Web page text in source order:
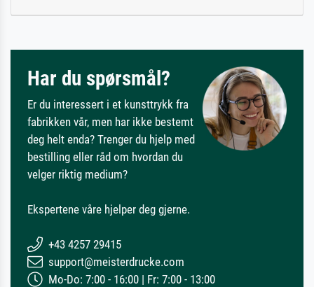
Har du spørsmål?
Er du interessert i et kunsttrykk fra
fabrikken vår, men har ikke bestemt
deg helt enda? Trenger du hjelp med
bestilling eller råd om hvordan du
velger riktig medium?
Ekspertene våre hjelper deg gjerne.
+43 4257 29415
support@meisterdrucke.com
Mo-Do: 7:00 - 16:00 | Fr: 7:00 - 13:00